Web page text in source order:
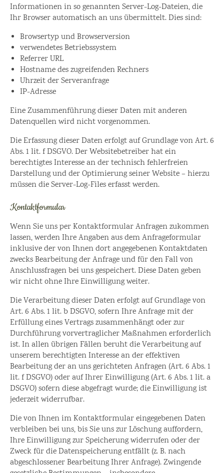
Informationen in so genannten Server-Log-Dateien, die
Ihr Browser automatisch an uns übermittelt. Dies sind:
Browsertyp und Browserversion
verwendetes Betriebssystem
Referrer URL
Hostname des zugreifenden Rechners
Uhrzeit der Serveranfrage
IP-Adresse
Eine Zusammenführung dieser Daten mit anderen
Datenquellen wird nicht vorgenommen.
Die Erfassung dieser Daten erfolgt auf Grundlage von Art. 6
Abs. 1 lit. f DSGVO. Der Websitebetreiber hat ein
berechtigtes Interesse an der technisch fehlerfreien
Darstellung und der Optimierung seiner Website – hierzu
müssen die Server-Log-Files erfasst werden.
Kontaktformular
Wenn Sie uns per Kontaktformular Anfragen zukommen
lassen, werden Ihre Angaben aus dem Anfrageformular
inklusive der von Ihnen dort angegebenen Kontaktdaten
zwecks Bearbeitung der Anfrage und für den Fall von
Anschlussfragen bei uns gespeichert. Diese Daten geben
wir nicht ohne Ihre Einwilligung weiter.
Die Verarbeitung dieser Daten erfolgt auf Grundlage von
Art. 6 Abs. 1 lit. b DSGVO, sofern Ihre Anfrage mit der
Erfüllung eines Vertrags zusammenhängt oder zur
Durchführung vorvertraglicher Maßnahmen erforderlich
ist. In allen übrigen Fällen beruht die Verarbeitung auf
unserem berechtigten Interesse an der effektiven
Bearbeitung der an uns gerichteten Anfragen (Art. 6 Abs. 1
lit. f DSGVO) oder auf Ihrer Einwilligung (Art. 6 Abs. 1 lit. a
DSGVO) sofern diese abgefragt wurde; die Einwilligung ist
jederzeit widerrufbar.
Die von Ihnen im Kontaktformular eingegebenen Daten
verbleiben bei uns, bis Sie uns zur Löschung auffordern,
Ihre Einwilligung zur Speicherung widerrufen oder der
Zweck für die Datenspeicherung entfällt (z. B. nach
abgeschlossener Bearbeitung Ihrer Anfrage). Zwingende